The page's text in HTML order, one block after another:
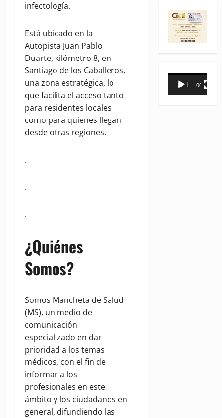
infectología.
Está ubicado en la
Autopista Juan Pablo
Duarte, kilómetro 8, en
Santiago de los Caballeros,
una zona estratégica, lo
que facilita el acceso tanto
para residentes locales
como para quienes llegan
desde otras regiones.
.
.
.
¿Quiénes
Somos?
Somos Mancheta de Salud
(MS), un medio de
comunicación
especializado en dar
prioridad a los temas
médicos, con el fin de
informar a los
profesionales en este
ámbito y los ciudadanos en
general, difundiendo las
Reproductor
00:00 00:31